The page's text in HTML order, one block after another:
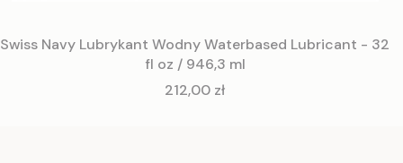
Swiss Navy Lubrykant Wodny Waterbased Lubricant - 32
fl oz / 946,3 ml
Cena
212,00 zł